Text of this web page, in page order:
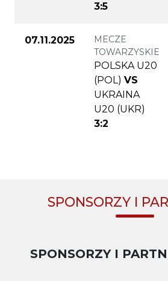
3:5
07.11.2025
MECZE
TOWARZYSKIE
POLSKA U20
(POL) VS
UKRAINA
U20 (UKR)
3:2
SPONSORZY I
SPONSORZY I